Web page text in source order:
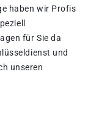
haben wir Profis
für Sie da
und
unseren